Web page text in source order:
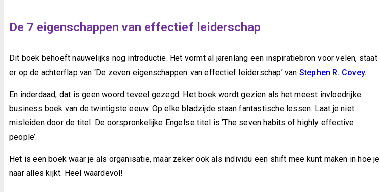
De 7 eigenschappen van effectief leiderschap
Dit boek behoeft nauwelijks nog introductie. Het vormt al jarenlang een inspiratiebron voor velen, staat
er op de achterflap van ‘De zeven eigenschappen van effectief leiderschap’ van Stephen R. Covey.
En inderdaad, dat is geen woord teveel gezegd. Het boek wordt gezien als het meest invloedrijke
business boek van de twintigste eeuw. Op elke bladzijde staan fantastische lessen. Laat je niet
misleiden door de titel. De oorspronkelijke Engelse titel is ‘The seven habits of highly effective
people’.
Het is een boek waar je als organisatie, maar zeker ook als individu een shift mee kunt maken in hoe je
naar alles kijkt. Heel waardevol!